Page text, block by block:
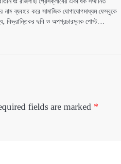
নাম ব্যবহার করে সামাজিক যোগাযোগমাধ্যম ফেসবুকে
বিভ্রান্তিকর ছবি ও অপপ্রচারমূলক পোস্ট…
fields are marked *